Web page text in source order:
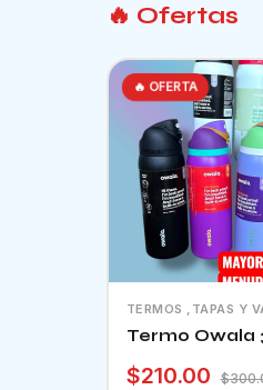
🔥 Ofertas
🔥 OFERTA
TERMOS ,TAPAS Y
Termo Owala
$210.00